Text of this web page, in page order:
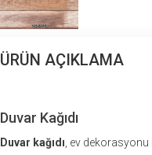
ÜRÜN AÇIKLAMA
Duvar Kağıdı
Duvar kağıdı, ev dekorasyonu